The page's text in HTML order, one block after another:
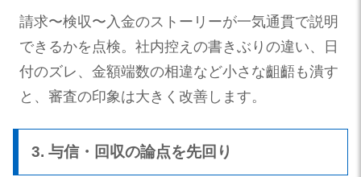
請求〜検収〜入金のストーリーが一気通貫で説明
できるかを点検。社内控えの書きぶりの違い、日
付のズレ、金額端数の相違など小さな齟齬も潰す
と、審査の印象は大きく改善します。
3. 与信・回収の論点を先回り